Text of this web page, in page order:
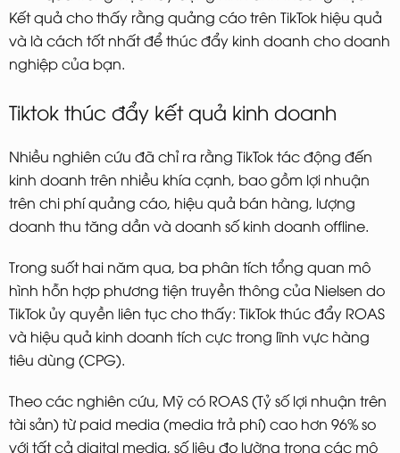
Kết quả cho thấy rằng quảng cáo trên TikTok hiệu quả
và là cách tốt nhất để thúc đẩy kinh doanh cho doanh
nghiệp của bạn.
Tiktok thúc đẩy kết quả kinh doanh
Nhiều nghiên cứu đã chỉ ra rằng TikTok tác động đến
kinh doanh trên nhiều khía cạnh, bao gồm lợi nhuận
trên chi phí quảng cáo, hiệu quả bán hàng, lượng
doanh thu tăng dần và doanh số kinh doanh offline.
Trong suốt hai năm qua, ba phân tích tổng quan mô
hình hỗn hợp phương tiện truyền thông của Nielsen do
TikTok ủy quyền liên tục cho thấy: TikTok thúc đẩy ROAS
và hiệu quả kinh doanh tích cực trong lĩnh vực hàng
tiêu dùng (CPG).
Theo các nghiên cứu, Mỹ có ROAS (Tỷ số lợi nhuận trên
tài sản) từ paid media (media trả phí) cao hơn 96% so
với tất cả digital media, số liệu đo lường trong các mô